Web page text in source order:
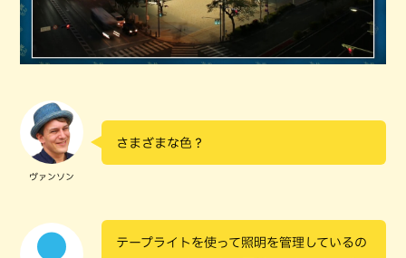
ヴァンソン
さまざまな色？
テープライトを使って照明を管理しているの